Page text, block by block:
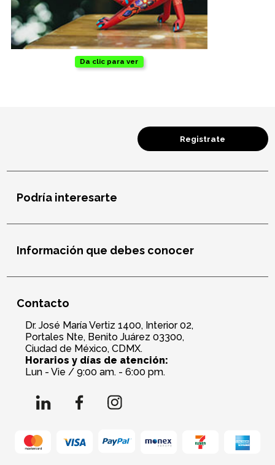
Mascotas
Gorras
Da clic para ver
Registrate
Podría interesarte
Información que debes conocer
Contacto
Dr. José María Vertiz 1400, Interior 02,
Portales Nte, Benito Juárez 03300,
Ciudad de México, CDMX.
Horarios y días de atención:
Lun - Vie / 9:00 am. - 6:00 pm.